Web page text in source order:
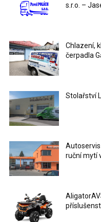
s.r.o. –
Chlazení,
čerpadla
Stolařství
ruční mytí